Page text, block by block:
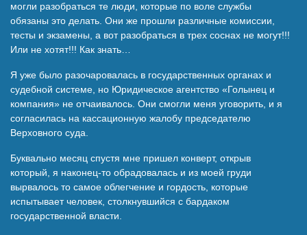
могли разобраться те люди, которые по воле службы
обязаны это делать. Они же прошли различные комиссии,
тесты и экзамены, а вот разобраться в трех соснах не могут!!!
Или не хотят!!! Как знать…
Я уже было разочаровалась в государственных органах и
судебной системе, но Юридическое агентство «Голынец и
компания» не отчаивалось. Они смогли меня уговорить, и я
согласилась на кассационную жалобу председателю
Верховного суда.
Буквально месяц спустя мне пришел конверт, открыв
который, я наконец-то обрадовалась и из моей груди
вырвалось то самое облегчение и гордость, которые
испытывает человек, столкнувшийся с бардаком
государственной власти.